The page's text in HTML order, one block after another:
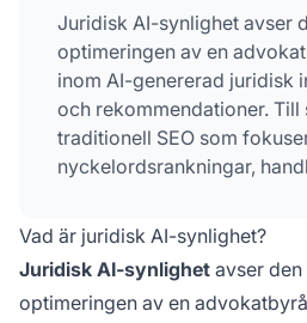
Juridisk AI-synlighet avser
optimeringen av en
inom AI-genererad juridisk
och rekommendationer. Till
traditionell SEO som
nyckelordsrankningar,
sammanställer juridisk
användarfrågor. Det
citeringsmått,
ämnesexpertis över AI-
Vad är juridisk AI-synlighet?
Juridisk AI-synlighet avser
optimeringen av en